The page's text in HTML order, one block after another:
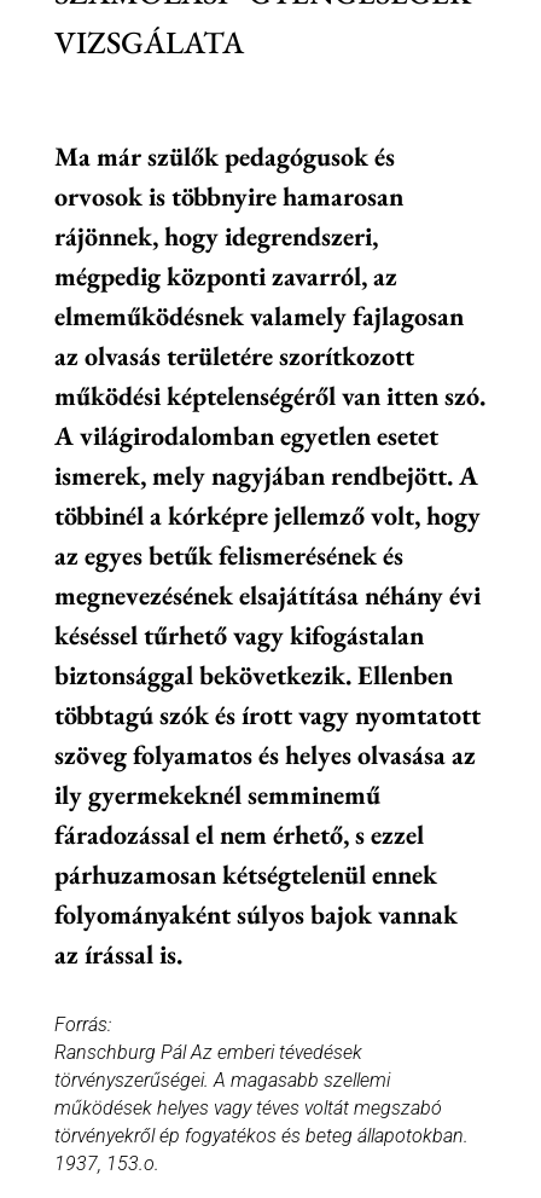
VIZSGÁLATA
Ma már szülők pedagógusok és
orvosok is többnyire hamarosan
rájönnek, hogy idegrendszeri,
mégpedig központi zavarról, az
elmeműködésnek valamely fajlagosan
az olvasás területére szorítkozott
működési képtelenségéről van itten szó.
A világirodalomban egyetlen esetet
ismerek, mely nagyjában rendbejött. A
többinél a kórképre jellemző volt, hogy
az egyes betűk felismerésének és
megnevezésének elsajátítása néhány évi
késéssel tűrhető vagy kifogástalan
biztonsággal bekövetkezik. Ellenben
többtagú szók és írott vagy nyomtatott
szöveg folyamatos és helyes olvasása az
ily gyermekeknél semminemű
fáradozással el nem érhető, s ezzel
párhuzamosan kétségtelenül ennek
folyományaként súlyos bajok vannak
az írással is.
Forrás:
Ranschburg Pál Az emberi tévedések
törvényszerűségei. A magasabb szellemi
működések helyes vagy téves voltát megszabó
törvényekről ép fogyatékos és beteg állapotokban.
1937, 153.o.